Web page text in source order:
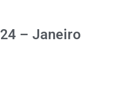
– Janeiro